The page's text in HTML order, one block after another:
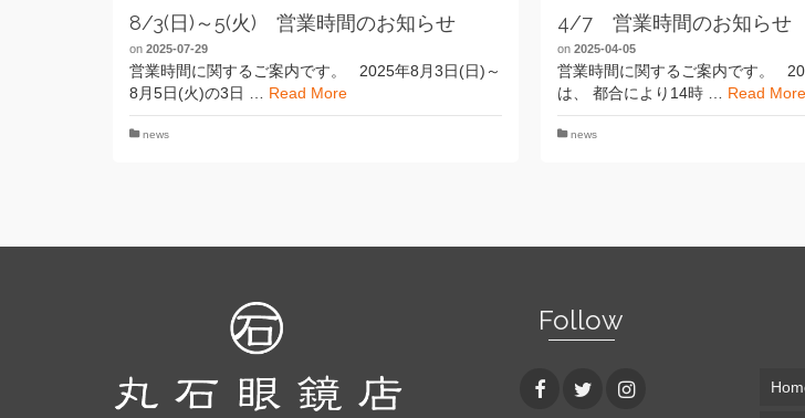
8/3(日)～5(火) 営業時間のお知らせ
on 2025-07-29
営業時間に関するご案内です。 2025年8月3日(日)～
8月5日(火)の3日 … Read More
news
4/7 営業時間のお知らせ
on 2025-04-05
営業時間に関するご案内です。
は、 都合により14時 … Read More
news
Follow